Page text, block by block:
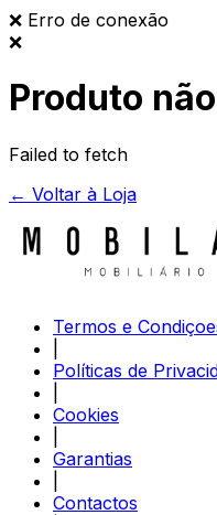
❌ Erro de conexão
❌
Produto
Failed to fetch
← Voltar à Loja
Termos e
Políticas de
Cookies
Garantias
Contactos